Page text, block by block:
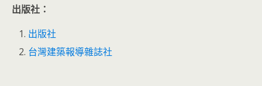
出版社：
出版社
台灣建築報導雜誌社